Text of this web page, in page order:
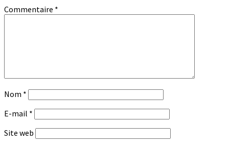
Commentaire *
Nom *
E-mail *
Site web